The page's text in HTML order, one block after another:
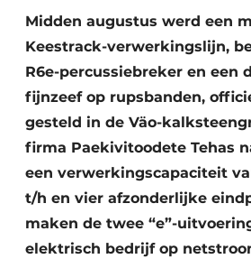
Midden augustus werd een
Keestrack-verwerkingslijn,
R6e-percussiebreker en een
fijnzeef op rupsbanden,
gesteld in de Väo-
firma Paekivitoodete Tehas
een verwerkingscapaciteit
t/h en vier afzonderlijke
maken de twee “e”-
elektrisch bedrijf op